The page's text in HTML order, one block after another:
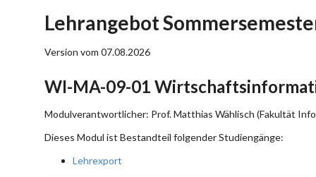
Lehrangebot
Version vom 07.08.2026
WI-MA-09-01
Modulverantwortlicher: Prof. Matthias Wählisch (Fakultät
Dieses Modul ist Bestandteil folgender Studiengänge:
Lehrexport